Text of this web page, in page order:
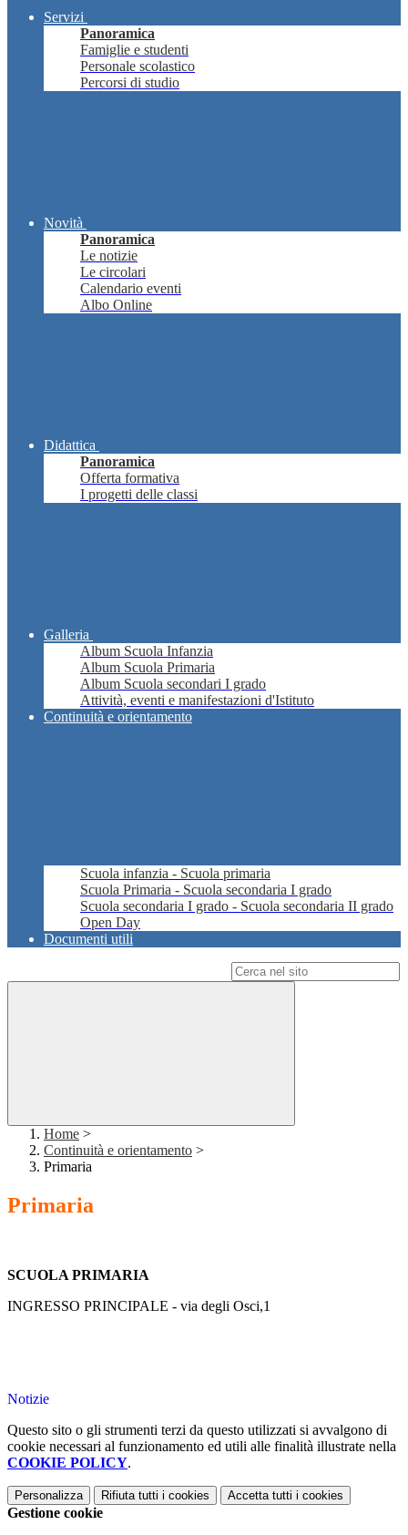
Servizi
Panoramica
Famiglie e studenti
Personale scolastico
Percorsi di studio
Novità
Panoramica
Le notizie
Le circolari
Calendario eventi
Albo Online
Didattica
Panoramica
Offerta formativa
I progetti delle classi
Galleria
Album Scuola Infanzia
Album Scuola Primaria
Album Scuola secondari I grado
Attività, eventi e manifestazioni d'Istituto
Continuità e orientamento
Scuola infanzia - Scuola primaria
Scuola Primaria - Scuola secondaria I grado
Scuola secondaria I grado - Scuola secondaria II grado
Open Day
Documenti utili
Home >
Continuità e orientamento >
Primaria
Primaria
SCUOLA PRIMARIA
INGRESSO PRINCIPALE - via degli Osci,1
Notizie
Questo sito o gli strumenti terzi da questo utilizzati si avvalgono di
cookie necessari al funzionamento ed utili alle finalità illustrate nella
COOKIE POLICY.
Personalizza Rifiuta tutti i cookies Accetta tutti i cookies
Gestione cookie